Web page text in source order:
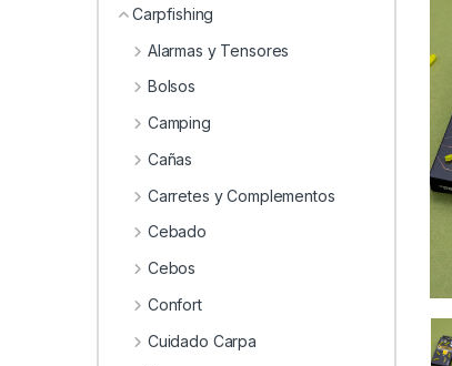
Carpfishing
Alarmas y Tensores
Bolsos
Camping
Cañas
Carretes y Complementos
Cebado
Cebos
Confort
Cuidado Carpa